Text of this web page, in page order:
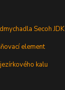
Secoh JDK
element
kalu